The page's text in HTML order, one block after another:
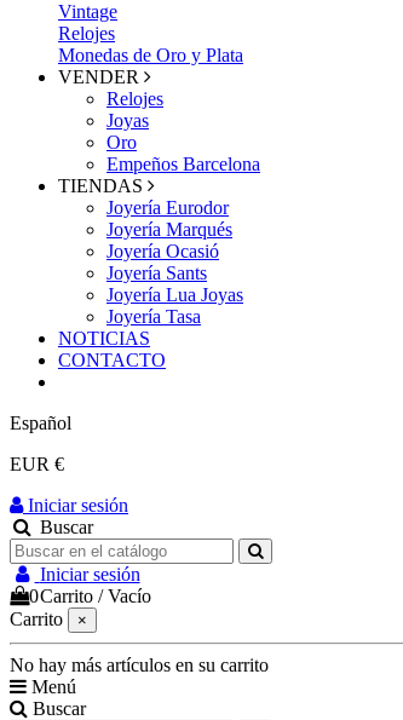
Vintage
Relojes
Monedas de Oro y Plata
VENDER
Relojes
Joyas
Oro
Empeños Barcelona
TIENDAS
Joyería Eurodor
Joyería Marqués
Joyería Ocasió
Joyería Sants
Joyería Lua Joyas
Joyería Tasa
NOTICIAS
CONTACTO
Español
EUR €
Iniciar sesión
Buscar
Iniciar sesión
0Carrito /Vacío
Carrito
×
No hay más artículos en su carrito
Menú
Buscar